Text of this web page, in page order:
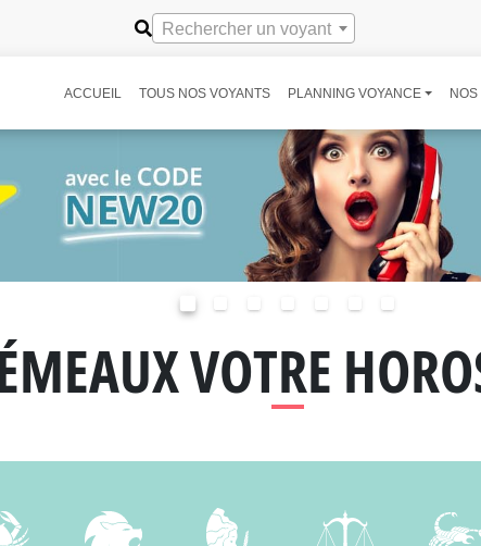
Rechercher un voyant
ACCUEIL TOUS NOS VOYANTS PLANNING VOYANCE
VOTRE